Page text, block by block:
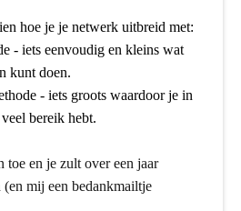
hoe je je netwerk uitbreid met:
- iets eenvoudig en kleins wat
kunt doen.
- iets groots waardoor je in
bereik hebt.
toe en je zult over een jaar
mij een bedankmailtje